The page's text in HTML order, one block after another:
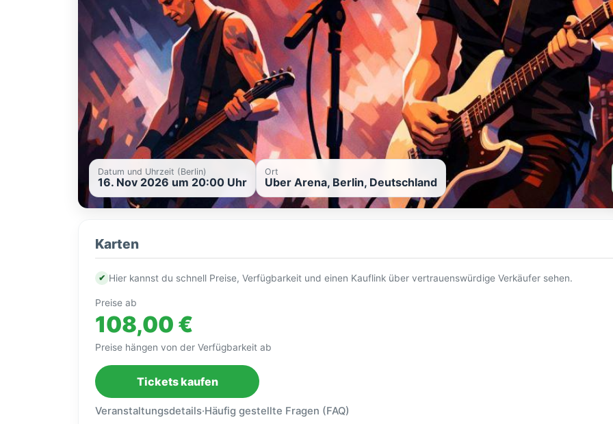
Datum und Uhrzeit (Berlin)
16. Nov 2026 um 20:00 Uhr
Ort
Uber Arena, Berlin, Deutschland
Karten
✔ Hier kannst du schnell Preise, Verfügbarkeit und einen Kauflink über vertrauenswürdige Verkäufer sehen.
Preise ab
108,00 €
Preise hängen von der Verfügbarkeit ab
Tickets kaufen
Veranstaltungsdetails·Häufig gestellte Fragen (FAQ)